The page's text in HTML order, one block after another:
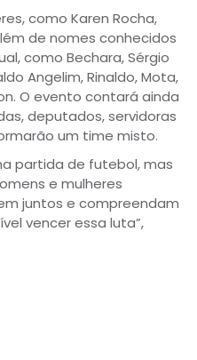
como Karen Rocha,
de nomes conhecidos
como Bechara, Sérgio
Angelim, Rinaldo, Mota,
O evento contará ainda
deputados, servidoras
um time misto.
partida de futebol, mas
e mulheres
juntos e compreendam
vencer essa luta”,